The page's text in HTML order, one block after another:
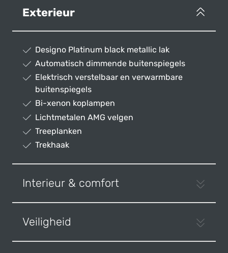
Exterieur
Designo Platinum black metallic lak
Automatisch dimmende buitenspiegels
Elektrisch verstelbaar en verwarmbare
buitenspiegels
Bi-xenon koplampen
Lichtmetalen AMG velgen
Treeplanken
Trekhaak
Interieur & comfort
Veiligheid